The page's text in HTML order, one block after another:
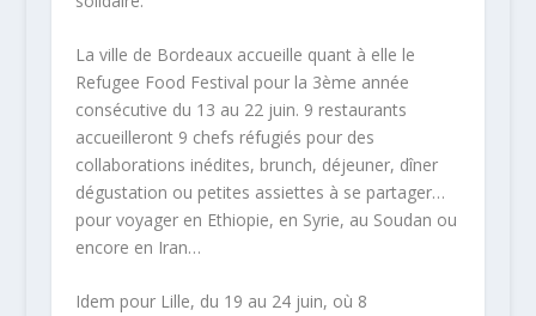
La ville de Bordeaux accueille quant à elle le
Refugee Food Festival pour la 3ème année
consécutive du 13 au 22 juin. 9 restaurants
accueilleront 9 chefs réfugiés pour des
collaborations inédites, brunch, déjeuner, dîner
dégustation ou petites assiettes à se partager…
pour voyager en Ethiopie, en Syrie, au Soudan ou
encore en Iran…
Idem pour Lille, du 19 au 24 juin, où 8